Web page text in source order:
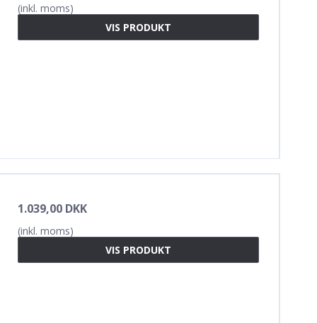
(inkl. moms)
VIS PRODUKT
1.039,00 DKK
(inkl. moms)
VIS PRODUKT